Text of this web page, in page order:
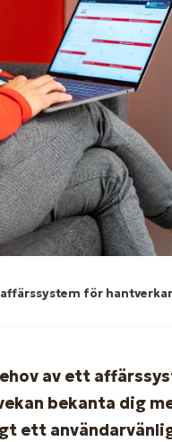
för
av ett
bekanta dig
ett